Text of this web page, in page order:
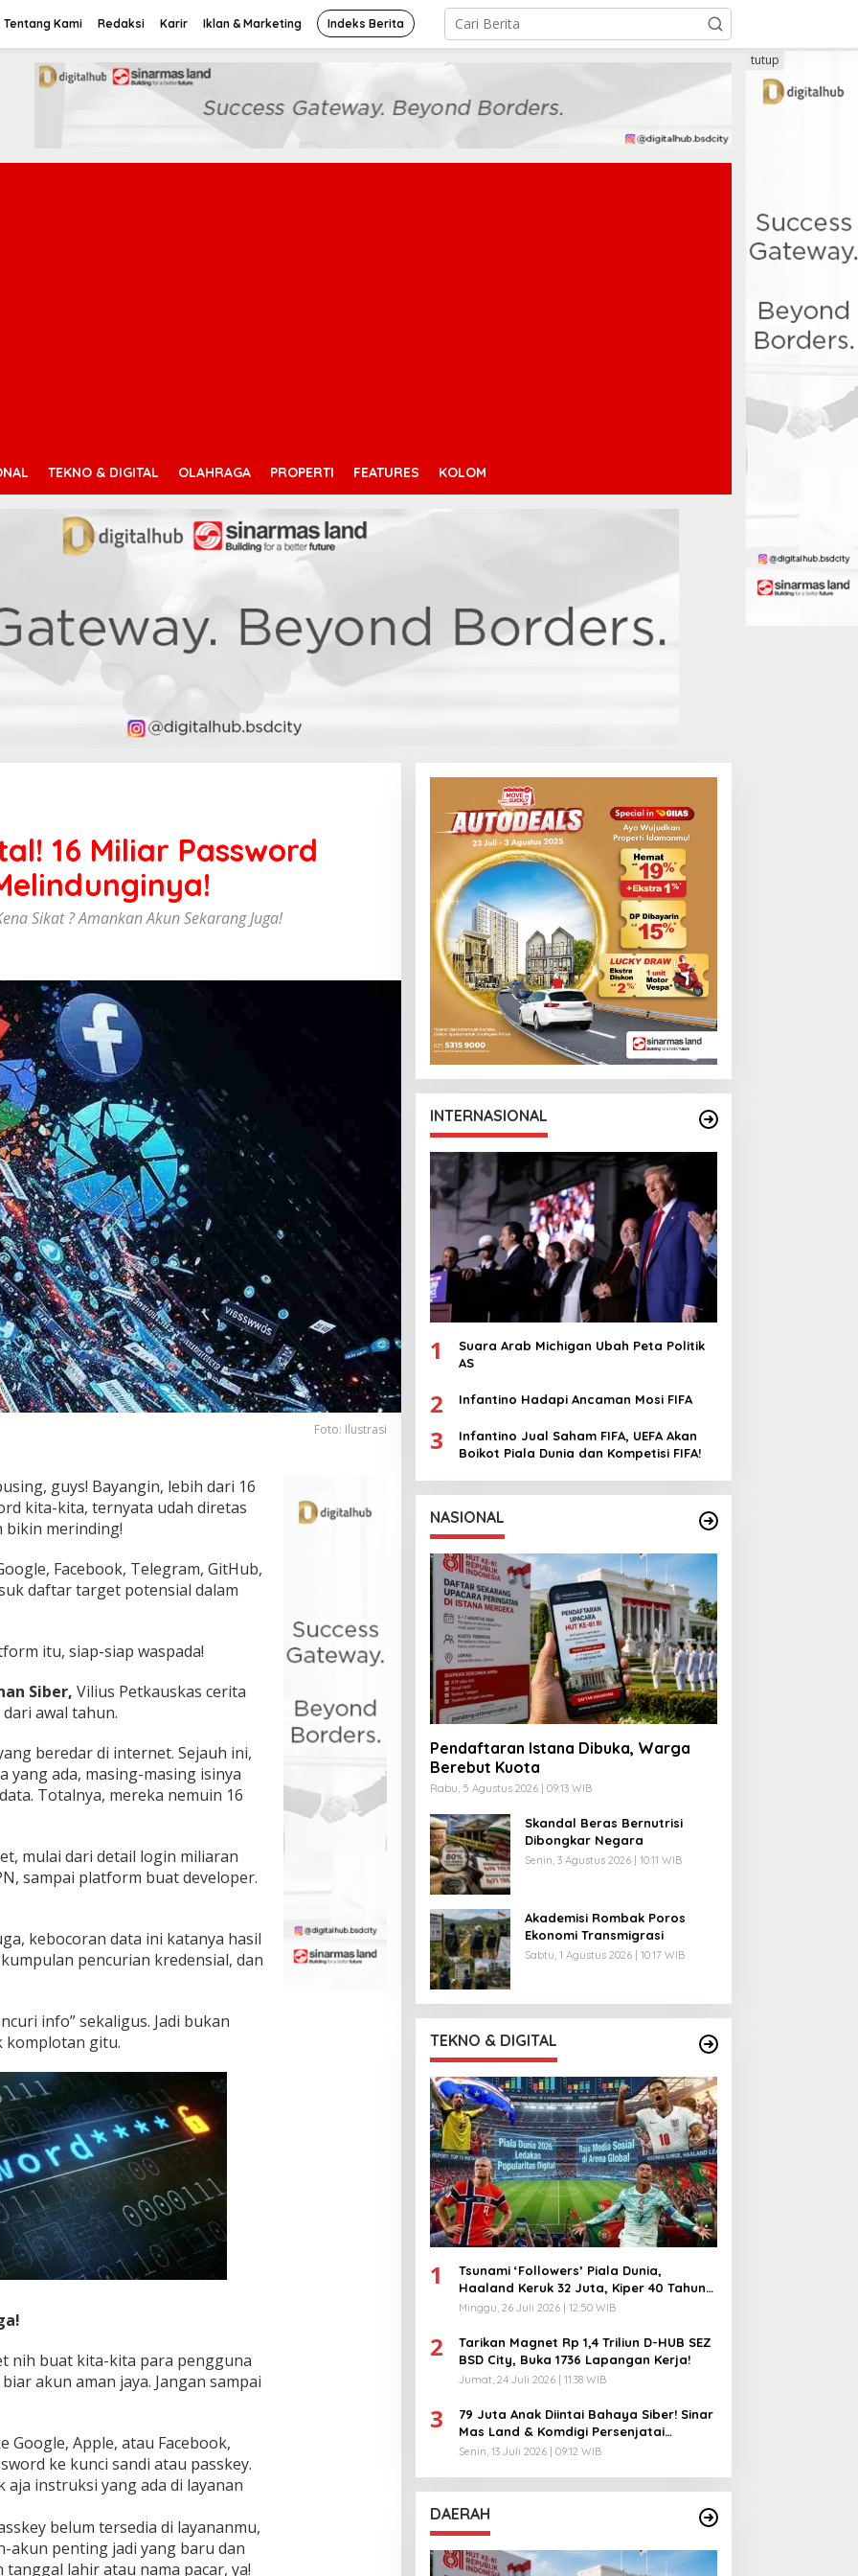
Tentang Kami Redaksi Karir Iklan & Marketing Indeks Berita
TEKNO & DIGITAL OLAHRAGA PROPERTI FEATURES KOLOM
tutup
16 Miliar Password
Sikat ? Amankan Akun Sekarang Juga!
Foto: Ilustrasi
guys! Bayangin, lebih dari 16
kita-kita, ternyata udah diretas
bikin merinding!
Facebook, Telegram, GitHub,
daftar target potensial dalam
itu, siap-siap waspada!
Siber, Vilius Petkauskas cerita
awal tahun.
beredar di internet. Sejauh ini,
yang ada, masing-masing isinya
Totalnya, mereka nemuin 16
mulai dari detail login miliaran
sampai platform buat developer.
kebocoran data ini katanya hasil
pencurian kredensial, dan
info” sekaligus. Jadi bukan
komplotan gitu.
nih buat kita-kita para pengguna
akun aman jaya. Jangan sampai
Google, Apple, atau Facebook,
ke kunci sandi atau passkey.
aja instruksi yang ada di layanan
belum tersedia di layananmu,
penting jadi yang baru dan
lahir atau nama pacar, ya!
INTERNASIONAL
1
Suara Arab Michigan Ubah Peta Politik
AS
2 Infantino Hadapi Ancaman Mosi FIFA
3
Infantino Jual Saham FIFA, UEFA Akan
Boikot Piala Dunia dan Kompetisi FIFA!
NASIONAL
Pendaftaran Istana Dibuka, Warga
Berebut Kuota
Rabu, 5 Agustus 2026 | 09:13 WIB
Skandal Beras Bernutrisi
Dibongkar Negara
Senin, 3 Agustus 2026 | 10:11 WIB
Akademisi Rombak Poros
Ekonomi Transmigrasi
Sabtu, 1 Agustus 2026 | 10:17 WIB
TEKNO & DIGITAL
1
Tsunami ‘Followers’ Piala Dunia,
Haaland Keruk 32 Juta, Kiper 40 Tahun
Bikin Geger!
Minggu, 26 Juli 2026 | 12:50 WIB
2
Tarikan Magnet Rp 1,4 Triliun D-HUB SEZ
BSD City, Buka 1736 Lapangan Kerja!
Jumat, 24 Juli 2026 | 11:38 WIB
3
79 Juta Anak Diintai Bahaya Siber! Sinar
Mas Land & Komdigi Persenjatai
Ratusan Guru!
Senin, 13 Juli 2026 | 09:12 WIB
DAERAH